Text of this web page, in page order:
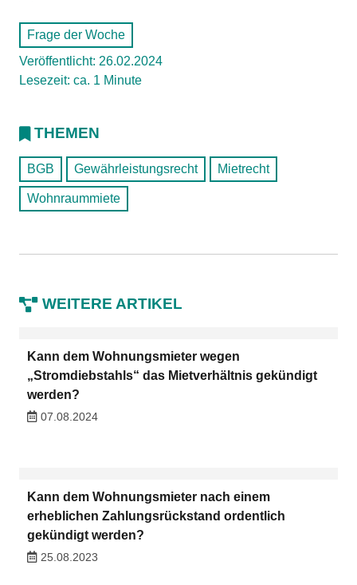
Frage der Woche
Veröffentlicht: 26.02.2024
Lesezeit: ca. 1 Minute
THEMEN
BGB Gewährleistungsrecht Mietrecht
Wohnraummiete
WEITERE ARTIKEL
Kann dem Wohnungsmieter wegen
„Stromdiebstahls“ das Mietverhältnis gekündigt
werden?
07.08.2024
Kann dem Wohnungsmieter nach einem
erheblichen Zahlungsrückstand ordentlich
gekündigt werden?
25.08.2023